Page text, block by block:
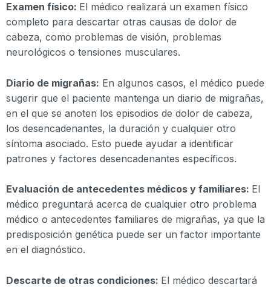
Examen físico: El médico realizará un examen físico
completo para descartar otras causas de dolor de
cabeza, como problemas de visión, problemas
neurológicos o tensiones musculares.
Diario de migrañas: En algunos casos, el médico puede
sugerir que el paciente mantenga un diario de migrañas,
en el que se anoten los episodios de dolor de cabeza,
los desencadenantes, la duración y cualquier otro
síntoma asociado. Esto puede ayudar a identificar
patrones y factores desencadenantes específicos.
Evaluación de antecedentes médicos y familiares: El
médico preguntará acerca de cualquier otro problema
médico o antecedentes familiares de migrañas, ya que la
predisposición genética puede ser un factor importante
en el diagnóstico.
Descarte de otras condiciones: El médico descartará